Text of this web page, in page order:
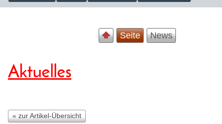
Seite News
Aktuelles
« zur Artikel-Übersicht